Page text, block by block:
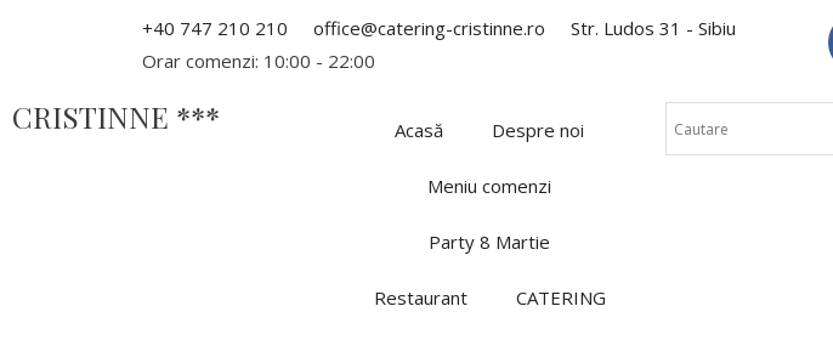
+40 747 210 210 office@catering-cristinne.ro
Str. Ludos 31 - Sibiu
Orar comenzi: 10:00 - 22:00
CRISTINNE *** Acasă Despre noi
Meniu comenzi
Party 8 Martie
Restaurant CATERING